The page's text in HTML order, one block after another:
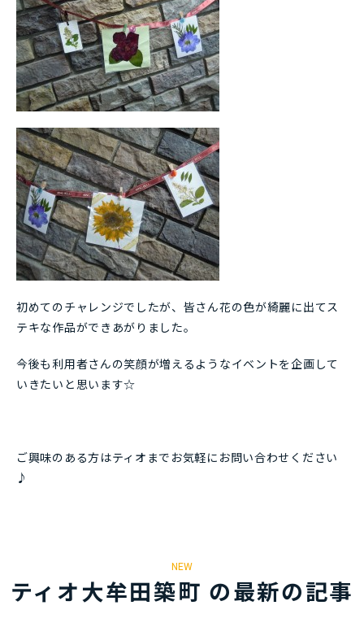
初めてのチャレンジでしたが、皆さん花の色が綺麗に出てス
テキな作品ができあがりました。
今後も利用者さんの笑顔が増えるようなイベントを企画して
いきたいと思います☆
ご興味のある方はティオまでお気軽にお問い合わせください
♪
NEW
ティオ大牟田築町 の最新の記事